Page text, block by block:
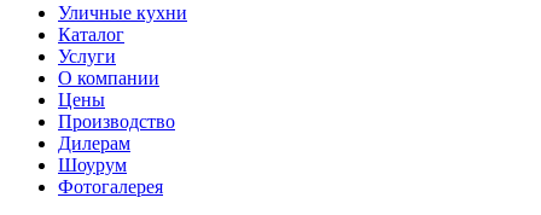
Уличные кухни
Каталог
Услуги
О компании
Цены
Производство
Дилерам
Шоурум
Фотогалерея